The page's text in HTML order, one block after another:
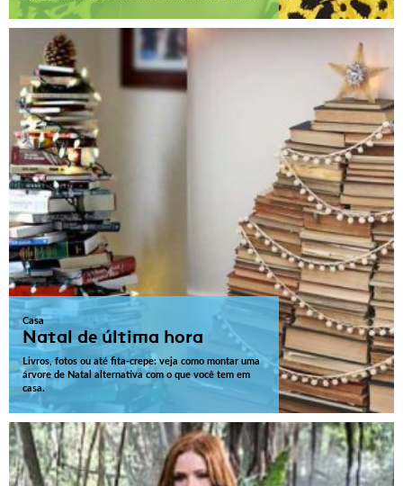
Casa
Natal de última hora
Livros, fotos ou até fita-crepe: veja como montar uma
árvore de Natal alternativa com o que você tem em
casa.